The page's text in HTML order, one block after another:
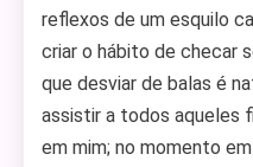
reflexos de um esquilo
criar o hábito de checar
que desviar de balas é
assistir a todos aqueles
em mim; no momento